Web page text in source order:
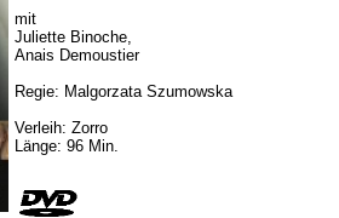
mit
Juliette Binoche,
Anais Demoustier
Regie: Malgorzata Szumowska
Verleih: Zorro
Länge: 96 Min.